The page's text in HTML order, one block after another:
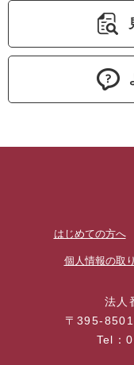
はじめての方へ
個人情報の取
法人
〒395-
Tel：